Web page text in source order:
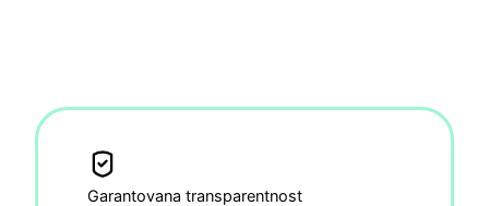
Garantovana transparentnost